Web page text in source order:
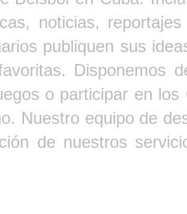
noticias,
publiquen sus
Disponemos
o participar en
Nuestro equipo de
de nuestros